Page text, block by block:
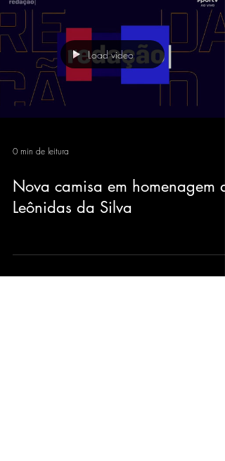
Load video
0 min de leitura
Nova camisa em homenagem